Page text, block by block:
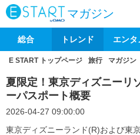
マガジン
総合 トレンド エンタ
E START トップページ 旅行 マガジン
夏限定！東京ディズニーリ
ーパスポート概要
2026-04-27 09:00:00
東京ディズニーランド(R)および東